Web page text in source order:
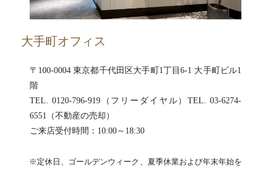
大手町オフィス
〒100-0004 東京都千代田区大手町1丁目6-1 大手町ビル1
階
TEL. 0120-796-919（フリーダイヤル）TEL. 03-6274-
6551（不動産の売却）
ご来店受付時間：10:00～18:30
※定休日、ゴールデンウィーク、夏季休業および年末年始を